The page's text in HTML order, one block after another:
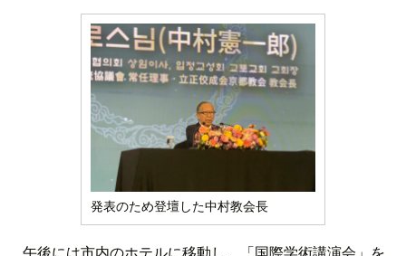
発表のため登壇した中村教会長